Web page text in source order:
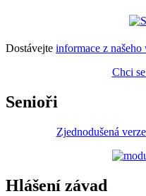
Dostávejte informace z našeho
Chci
Senioři
Zjednodušená
Hlášení závad